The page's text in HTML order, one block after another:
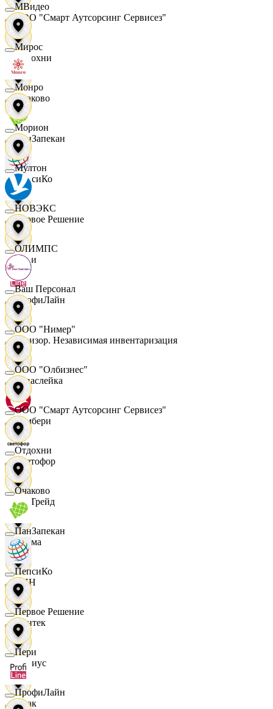
ООО "Смарт Аутсорсинг Сервисез"
Отдохни
Очаково
ПанЗапекан
ПепсиКо
Первое Решение
Пери
ПрофиЛайн
Ревизор. Независимая инвентаризация
Саваслейка
Самбери
Светофор
СетТрейд
Сигма
СИН
Синтек
Сириус
Смак
МВидео
Мирос
Монро
Морион
Мултон
НОВЭКС
ОЛИМПС
Ваш Персонал
ООО "Нимер"
ООО "Олбизнес"
ООО "Смарт Аутсорсинг Сервисез"
Отдохни
Очаково
ПанЗапекан
ПепсиКо
Первое Решение
Пери
ПрофиЛайн